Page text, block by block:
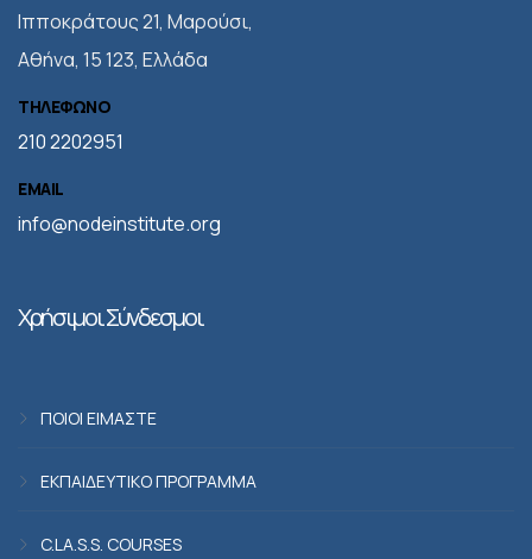
Iπποκράτους 21, Μαρούσι,
Αθήνα, 15 123, Ελλάδα
ΤΗΛΕΦΩΝΟ
210 2202951
EMAIL
info@nodeinstitute.org
Χρήσιμοι Σύνδεσμοι
ΠΟΙΟΙ ΕΙΜΑΣΤΕ
ΕΚΠΑΙΔΕΥΤΙΚΟ ΠΡΟΓΡΑΜΜΑ
C.LA.S.S. COURSES